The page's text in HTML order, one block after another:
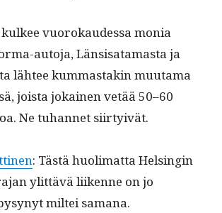
vuorokaudessa monia
auto­ja, Län­sisa­ta­mas­ta ja
läh­tee kum­mas­takin muu­ta­ma
joista jokainen vetää 50–60
Ne tuhan­net siirtyivät.
: Tästä huoli­mat­ta Helsin­gin
ylit­tävä liikenne on jo
mil­tei samana.